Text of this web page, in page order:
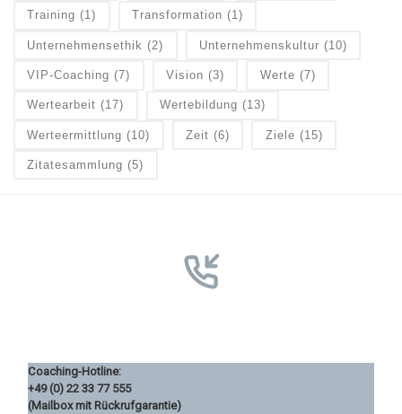
Training (1) Transformation (1)
Unternehmensethik (2) Unternehmenskultur (10)
VIP-Coaching (7) Vision (3) Werte (7)
Wertearbeit (17) Wertebildung (13)
Werteermittlung (10) Zeit (6) Ziele (15)
Zitatesammlung (5)
Coaching-Hotline:
+49 (0) 22 33 77 555
(Mailbox mit Rückrufgarantie)